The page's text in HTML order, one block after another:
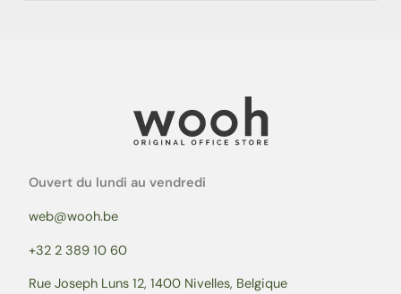
Ouvert du lundi au vendredi
web@wooh.be
+32 2 389 10 60
Rue Joseph Luns 12, 1400 Nivelles, Belgique